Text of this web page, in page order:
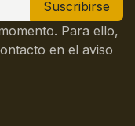
Suscribirse
Para ello,
en el aviso